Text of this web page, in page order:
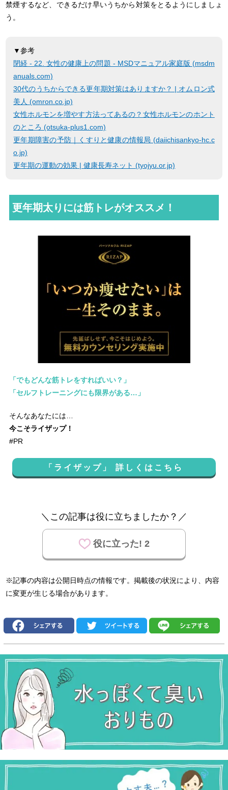
禁煙するなど、できるだけ早いうちから対策をとるようにしましょ
う。
▼参考
閉経 - 22. 女性の健康上の問題 - MSDマニュアル家庭版 (msdm
anuals.com)
30代のうちからできる更年期対策はありますか？ | オムロン式
美人 (omron.co.jp)
女性ホルモンを増やす方法ってあるの？女性ホルモンのホント
のところ (otsuka-plus1.com)
更年期障害の予防｜くすりと健康の情報局 (daiichisankyo-hc.c
o.jp)
更年期の運動の効果 | 健康長寿ネット (tyojyu.or.jp)
更年期太りには筋トレがオススメ！
「でもどんな筋トレをすればいい？」
「セルフトレーニングにも限界がある…」
そんなあなたには…
今こそライザップ！
#PR
「ライザップ」 詳しくはこちら
＼この記事は役に立ちましたか？／
役に立った! 2
※記事の内容は公開日時点の情報です。掲載後の状況により、内容
に変更が生じる場合があります。